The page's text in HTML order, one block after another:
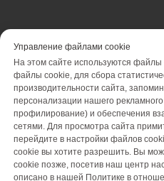
Портфолио
Портфолио
Вакансии
О
Блог
Управление файлами cookie
На этом сайте используются файлы
файлы cookie, для сбора
производительности сайта,
персонализации нашего
профилирование) и обеспечения
сетями. Для просмотра сайта
перейдите в настройки файлов
cookie вы хотите разрешить. Вы
cookie позже, посетив наш центр
описано в нашей Политике в